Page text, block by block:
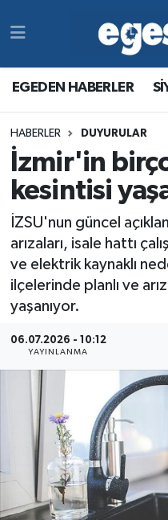
EGEDEN HABERLER
HABERLER DUYURULAR
İzmir'in
kesintisi
İZSU'nun güncel
arızaları, isale hattı
ve elektrik kaynaklı
ilçelerinde planlı ve
yaşanıyor.
06.07.2026 - 10:12
YAYINLANMA
MAGAZİN
RESMİ REKLAMLAR
YAŞAM
MAGAZİN
RESMİ REKLAMLAR
Egemax TV
Tüm Manşetler
Son Dakika
Haber Arşivi